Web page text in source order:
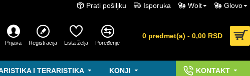
Prati pošiljku Isporuka Wolt Glovo
Prijava Registracija Lista želja Poređenje
0 predmet(a) - 0,00 RSD
I TERARISTIKA KONJI KONTAKT